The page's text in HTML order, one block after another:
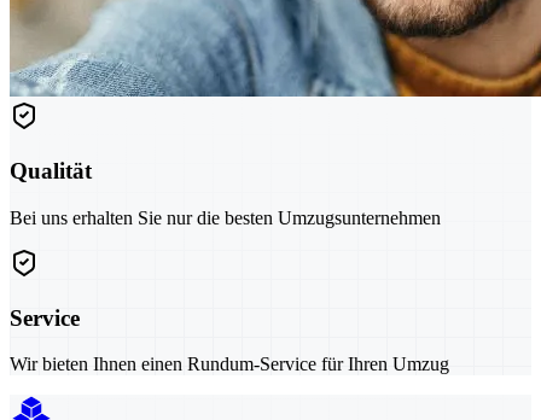
Qualität
Bei uns erhalten Sie nur die besten Umzugsunternehmen
Service
Wir bieten Ihnen einen Rundum-Service für Ihren Umzug